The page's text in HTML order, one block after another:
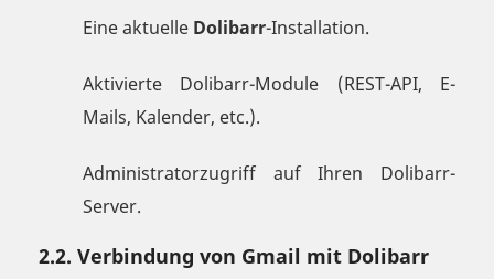
Eine aktuelle Dolibarr-Installation.
Aktivierte Dolibarr-Module (REST-API, E-
Mails, Kalender, etc.).
Administratorzugriff auf Ihren Dolibarr-
Server.
2.2. Verbindung von Gmail mit Dolibarr